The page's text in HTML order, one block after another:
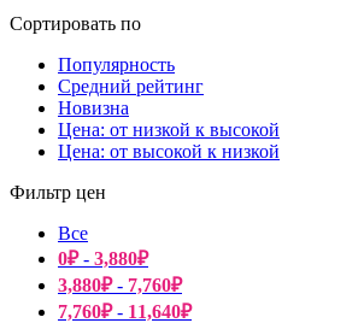
Сортировать по
Популярность
Средний рейтинг
Новизна
Цена: от низкой к высокой
Цена: от высокой к низкой
Фильтр цен
Все
0₽- 3,880₽
3,880₽- 7,760₽
7,760₽- 11,640₽